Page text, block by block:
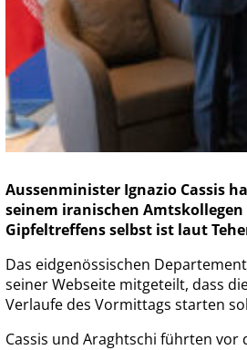
Aussenminister Ignazio Cassis
seinem iranischen
Gipfeltreffens selbst ist laut
Das eidgenössischen
seiner Webseite mitgeteilt, dass
Verlaufe des Vormittags starten
Cassis und Araghtschi führten vor